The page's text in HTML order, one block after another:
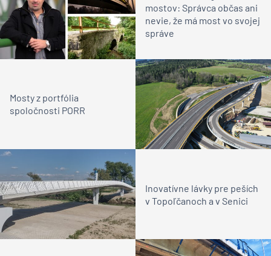
mostov: Správca občas ani
nevie, že má most vo svojej
správe
Mosty z portfólia
spoločnosti PORR
Inovatívne lávky pre peších
v Topoľčanoch a v Senici